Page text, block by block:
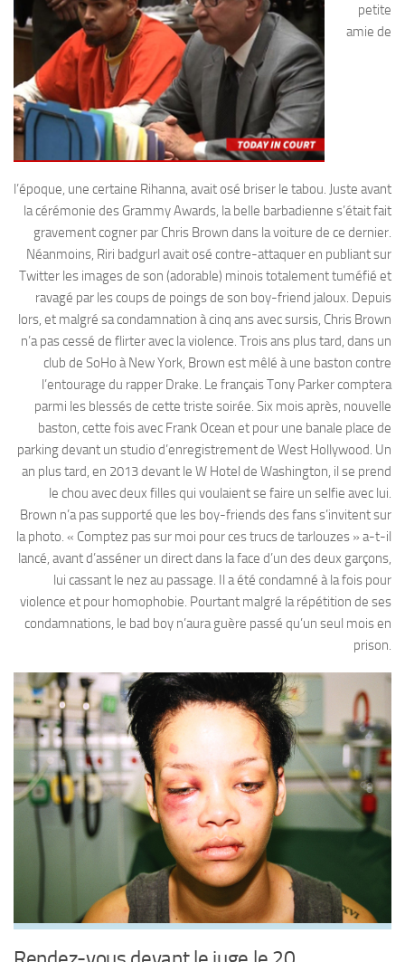
petite
amie de
l’époque, une certaine Rihanna, avait osé briser le tabou. Juste avant
la cérémonie des Grammy Awards, la belle barbadienne s’était fait
gravement cogner par Chris Brown dans la voiture de ce dernier.
Néanmoins, Riri badgurl avait osé contre-attaquer en publiant sur
Twitter les images de son (adorable) minois totalement tuméfié et
ravagé par les coups de poings de son boy-friend jaloux. Depuis
lors, et malgré sa condamnation à cinq ans avec sursis, Chris Brown
n’a pas cessé de flirter avec la violence. Trois ans plus tard, dans un
club de SoHo à New York, Brown est mêlé à une baston contre
l’entourage du rapper Drake. Le français Tony Parker comptera
parmi les blessés de cette triste soirée. Six mois après, nouvelle
baston, cette fois avec Frank Ocean et pour une banale place de
parking devant un studio d’enregistrement de West Hollywood. Un
an plus tard, en 2013 devant le W Hotel de Washington, il se prend
le chou avec deux filles qui voulaient se faire un selfie avec lui.
Brown n’a pas supporté que les boy-friends des fans s’invitent sur
la photo. « Comptez pas sur moi pour ces trucs de tarlouzes » a-t-il
lancé, avant d’asséner un direct dans la face d’un des deux garçons,
lui cassant le nez au passage. Il a été condamné à la fois pour
violence et pour homophobie. Pourtant malgré la répétition de ses
condamnations, le bad boy n’aura guère passé qu’un seul mois en
prison.